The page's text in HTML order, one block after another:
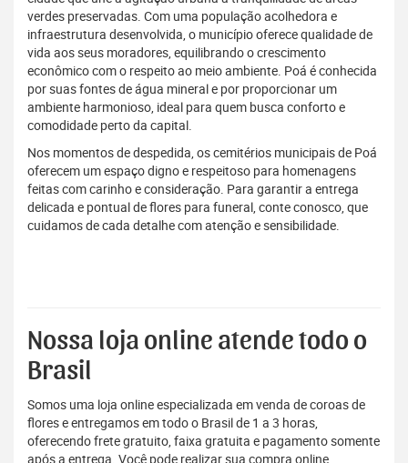
verdes preservadas. Com uma população acolhedora e
infraestrutura desenvolvida, o município oferece qualidade de
vida aos seus moradores, equilibrando o crescimento
econômico com o respeito ao meio ambiente. Poá é conhecida
por suas fontes de água mineral e por proporcionar um
ambiente harmonioso, ideal para quem busca conforto e
comodidade perto da capital.
Nos momentos de despedida, os cemitérios municipais de Poá
oferecem um espaço digno e respeitoso para homenagens
feitas com carinho e consideração. Para garantir a entrega
delicada e pontual de flores para funeral, conte conosco, que
cuidamos de cada detalhe com atenção e sensibilidade.
Nossa loja online atende todo o
Brasil
Somos uma loja online especializada em venda de coroas de
flores e entregamos em todo o Brasil de 1 a 3 horas,
oferecendo frete gratuito, faixa gratuita e pagamento somente
após a entrega. Você pode realizar sua compra online